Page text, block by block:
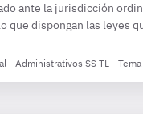
ante la jurisdicción
que dispongan las leyes
- Administrativos SS TL -